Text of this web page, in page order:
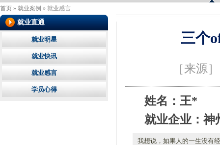
首页 » 就业案例 » 就业感言
三个
［来源
姓名：王*
就业企业：神
我想说，如果人的一生没有
就业直通
就业明星
就业快讯
就业感言
学员心得